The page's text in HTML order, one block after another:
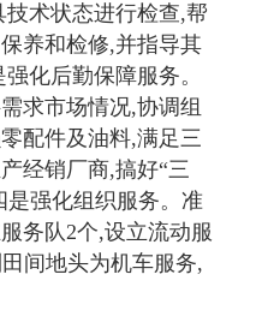
术状态进行检查,帮
养和检修,并指导其
化后勤保障服务。
求市场情况,协调组
配件及油料,满足三
经销厂商,搞好“三
是强化组织服务。准
务队2个,设立流动服
间地头为机车服务,